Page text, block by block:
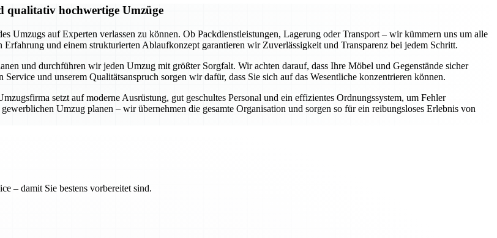
qualitativ hochwertige Umzüge
Umzugs auf Experten verlassen zu können. Ob Packdienstleistungen, Lagerung oder Transport – wir kümmern uns um alle
und einem strukturierten Ablaufkonzept garantieren wir Zuverlässigkeit und Transparenz bei jedem Schritt.
und durchführen wir jeden Umzug mit größter Sorgfalt. Wir achten darauf, dass Ihre Möbel und Gegenstände sicher
und unserem Qualitätsanspruch sorgen wir dafür, dass Sie sich auf das Wesentliche konzentrieren können.
setzt auf moderne Ausrüstung, gut geschultes Personal und ein effizientes Ordnungssystem, um Fehler
Umzug planen – wir übernehmen die gesamte Organisation und sorgen so für ein reibungsloses Erlebnis von
– damit Sie bestens vorbereitet sind.